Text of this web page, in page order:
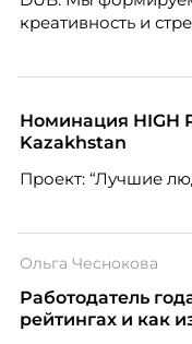
креативность и
Номинация HIGH
Kazakhstan
Проект: “Лучшие
Ольга Чеснокова
Работодатель
рейтингах и как